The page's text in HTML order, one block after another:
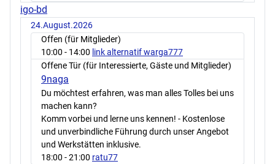
igo-bd
24.August.2026
Offen (für Mitglieder)
10:00 - 14:00 link alternatif warga777
Offene Tür (für Interessierte, Gäste und Mitglieder)
9naga
Du möchtest erfahren, was man alles Tolles bei uns
machen kann?
Komm vorbei und lerne uns kennen! - Kostenlose
und unverbindliche Führung durch unser Angebot
und Werkstätten inklusive.
18:00 - 21:00 ratu77